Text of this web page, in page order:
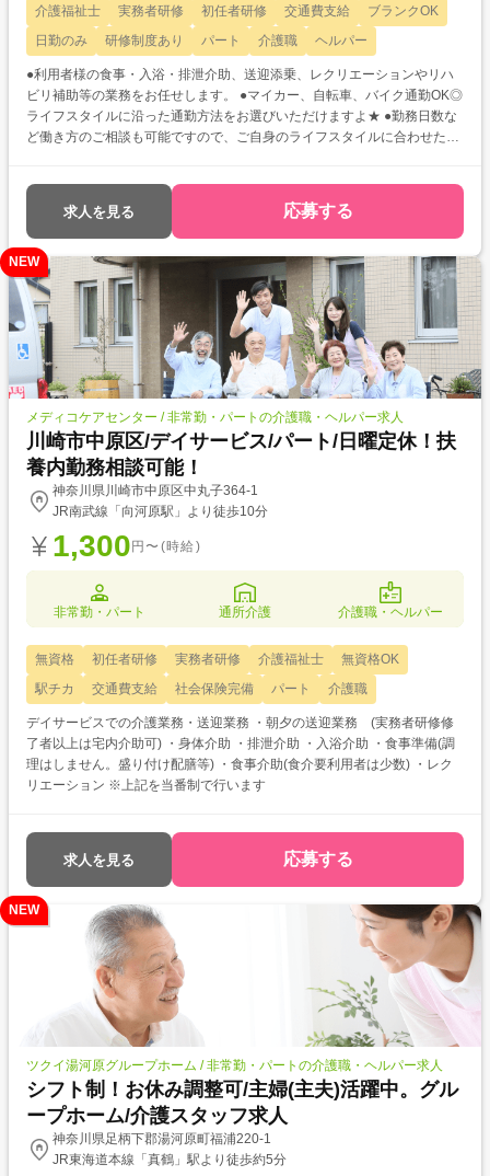
介護福祉士 実務者研修 初任者研修 交通費支給
ブランクOK
日勤のみ
研修制度あり パート 介護職 ヘルパー
●利用者様の食事・入浴・排泄介助、送迎添乗、レクリエーションやリハ
ビリ補助等の業務をお任せします。 ●マイカー、自転車、バイク通勤OK◎
ライフスタイルに沿った通勤方法をお選びいただけますよ★ ●勤務日数な
ど働き方のご相談も可能ですので、ご自身のライフスタイルに合わせた希
求人を見る 応募する
NEW
メディコケアセンター / 非常勤・パートの介護職・ヘルパー求人
川崎市中原区/デイサービス/パート/日曜定休！扶
養内勤務相談可能！
神奈川県川崎市中原区中丸子364-1
JR南武線「向河原駅」より徒歩10分
1,300 円〜(時給)
非常勤・パート 通所介護 介護職・ヘルパー
無資格 初任者研修 実務者研修 介護福祉士
無資格OK
駅チカ
交通費支給 社会保険完備 パート 介護職
デイサービスでの介護業務・送迎業務 ・朝夕の送迎業務 (実務者研修修
了者以上は宅内介助可) ・身体介助 ・排泄介助 ・入浴介助 ・食事準備(調
理はしません。盛り付け配膳等) ・食事介助(食介要利用者は少数) ・レク
リエーション ※上記を当番制で行います
求人を見る 応募する
NEW
ツクイ湯河原グループホーム / 非常勤・パートの介護職・ヘルパー求人
シフト制！お休み調整可/主婦(主夫)活躍中。グル
ープホーム/介護スタッフ求人
神奈川県足柄下郡湯河原町福浦220-1
JR東海道本線「真鶴」駅より徒歩約5分